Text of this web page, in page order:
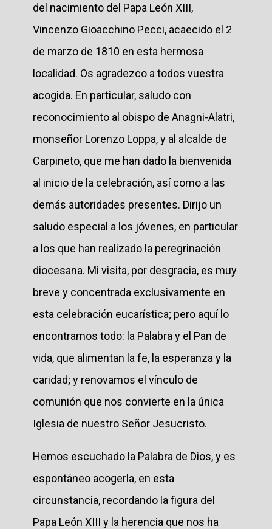
del nacimiento del Papa León XIII,
Vincenzo Gioacchino Pecci, acaecido el 2
de marzo de 1810 en esta hermosa
localidad. Os agradezco a todos vuestra
acogida. En particular, saludo con
reconocimiento al obispo de Anagni-Alatri,
monseñor Lorenzo Loppa, y al alcalde de
Carpineto, que me han dado la bienvenida
al inicio de la celebración, así como a las
demás autoridades presentes. Dirijo un
saludo especial a los jóvenes, en particular
a los que han realizado la peregrinación
diocesana. Mi visita, por desgracia, es muy
breve y concentrada exclusivamente en
esta celebración eucarística; pero aquí lo
encontramos todo: la Palabra y el Pan de
vida, que alimentan la fe, la esperanza y la
caridad; y renovamos el vínculo de
comunión que nos convierte en la única
Iglesia de nuestro Señor Jesucristo.
Hemos escuchado la Palabra de Dios, y es
espontáneo acogerla, en esta
circunstancia, recordando la figura del
Papa León XIII y la herencia que nos ha